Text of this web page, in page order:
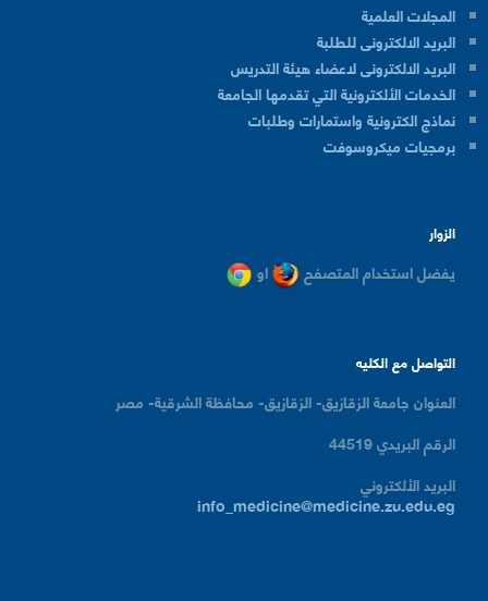
المجلات العلمية
البريد الالكترونى للطلبة
البريد الالكترونى لاعضاء هيئة التدريس
الخدمات الألكترونية التي تقدمها الجامعة
نماذج الكترونية واستمارات وطلبات
برمجيات ميكروسوفت
الزوار
يفضل استخدام المتصفح او
التواصل مع الكليه
العنوان جامعة الزقازيق- الزقازيق- محافظة الشرقية- مصر
الرقم البريدي44519
البريد الألكتروني
info_medicine@medicine.zu.edu.eg